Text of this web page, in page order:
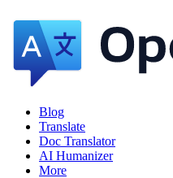
Blog
Translate
Doc Translator
AI Humanizer
More